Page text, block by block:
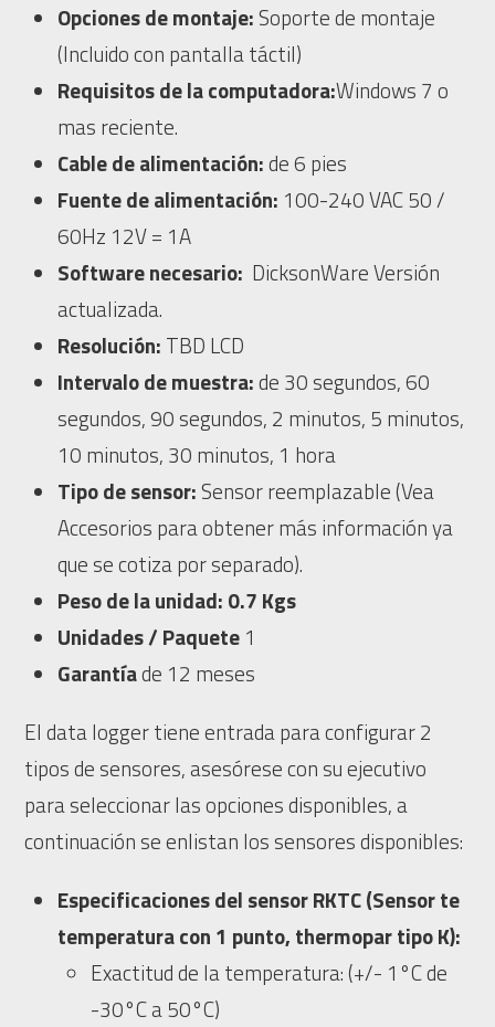
Opciones de montaje:Soporte de montaje
(Incluido con pantalla táctil)
Requisitos de la computadora:Windows 7 o
mas reciente.
Cable de alimentación:de 6 pies
Fuente de alimentación: 100-240 VAC 50 /
60Hz 12V = 1A
Software necesario: DicksonWare Versión
actualizada.
Resolución: TBD LCD
Intervalo de muestra:de 30 segundos, 60
segundos, 90 segundos, 2 minutos, 5 minutos,
10 minutos, 30 minutos, 1 hora
Tipo de sensor:Sensor reemplazable (Vea
Accesorios para obtener más información ya
que se cotiza por separado).
Peso de la unidad: 0.7 Kgs
Unidades / Paquete 1
Garantíade 12 meses
El data logger tiene entrada para configurar 2
tipos de sensores, asesórese con su ejecutivo
para seleccionar las opciones disponibles, a
continuación se enlistan los sensores disponibles:
Especificaciones del sensor RKTC (Sensor te
temperatura con 1 punto, thermopar tipo K):
Exactitud de la temperatura: (+/- 1°C de
-30°C a 50°C)